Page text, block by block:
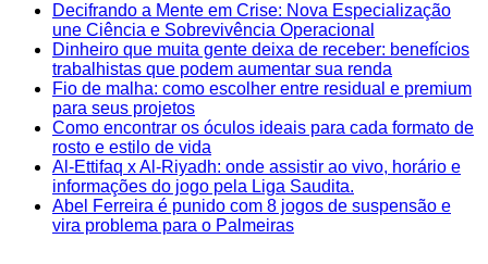
Decifrando a Mente em Crise: Nova Especialização
une Ciência e Sobrevivência Operacional
Dinheiro que muita gente deixa de receber: benefícios
trabalhistas que podem aumentar sua renda
Fio de malha: como escolher entre residual e premium
para seus projetos
Como encontrar os óculos ideais para cada formato de
rosto e estilo de vida
Al-Ettifaq x Al-Riyadh: onde assistir ao vivo, horário e
informações do jogo pela Liga Saudita.
Abel Ferreira é punido com 8 jogos de suspensão e
vira problema para o Palmeiras